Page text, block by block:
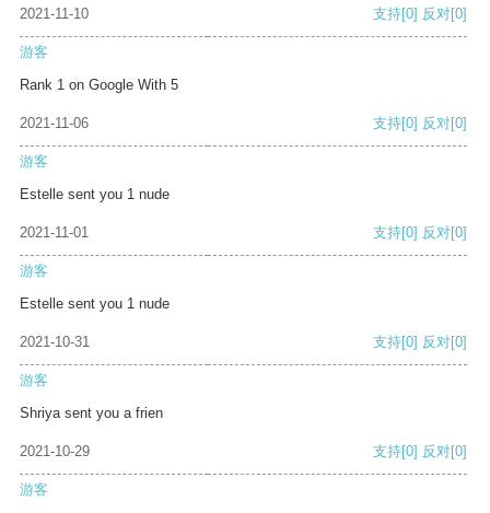
2021-11-10 支持[0] 反对[0]
游客
Rank 1 on Google With 5
2021-11-06 支持[0] 反对[0]
游客
Estelle sent you 1 nude
2021-11-01 支持[0] 反对[0]
游客
Estelle sent you 1 nude
2021-10-31 支持[0] 反对[0]
游客
Shriya sent you a frien
2021-10-29 支持[0] 反对[0]
游客